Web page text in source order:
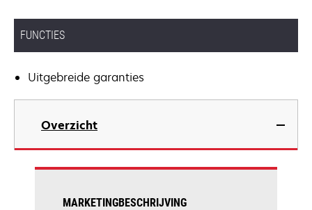
FUNCTIES
Uitgebreide garanties
Overzicht
MARKETINGBESCHRIJVING